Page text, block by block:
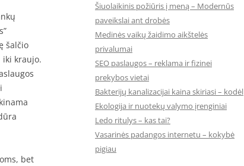
šalčio
iki kraujo.
bet
Šiuolaikinis požiūris į meną – Modernūs
paveikslai ant drobės
Medinės vaikų žaidimo aikštelės
privalumai
SEO paslaugos – reklama ir fizinei
prekybos vietai
Bakterijų kanalizacijai kaina skiriasi – kodėl
Ekologija ir nuotekų valymo įrenginiai
Ledo ritulys – kas tai?
Vasarinės padangos internetu – kokybė
pigiau